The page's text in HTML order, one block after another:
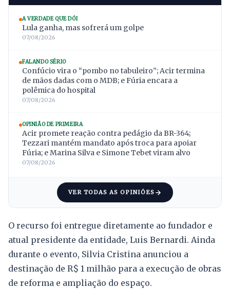
A VERDADE QUE DÓI
Lula ganha, mas sofrerá um golpe
07/08/2026
FALANDO SÉRIO
Confúcio vira o “pombo no tabuleiro”; Acir termina
de mãos dadas com o MDB; e Fúria encara a
polêmica do hospital
07/08/2026
OPINIÃO DE PRIMEIRA
Acir promete reação contra pedágio da BR-364;
Tezzari mantém mandato após troca para apoiar
Fúria; e Marina Silva e Simone Tebet viram alvo
07/08/2026
VER TODAS AS OPINIÕES
O recurso foi entregue diretamente ao fundador e
atual presidente da entidade, Luis Bernardi. Ainda
durante o evento, Silvia Cristina anunciou a
destinação de R$ 1 milhão para a execução de obras
de reforma e ampliação do espaço.